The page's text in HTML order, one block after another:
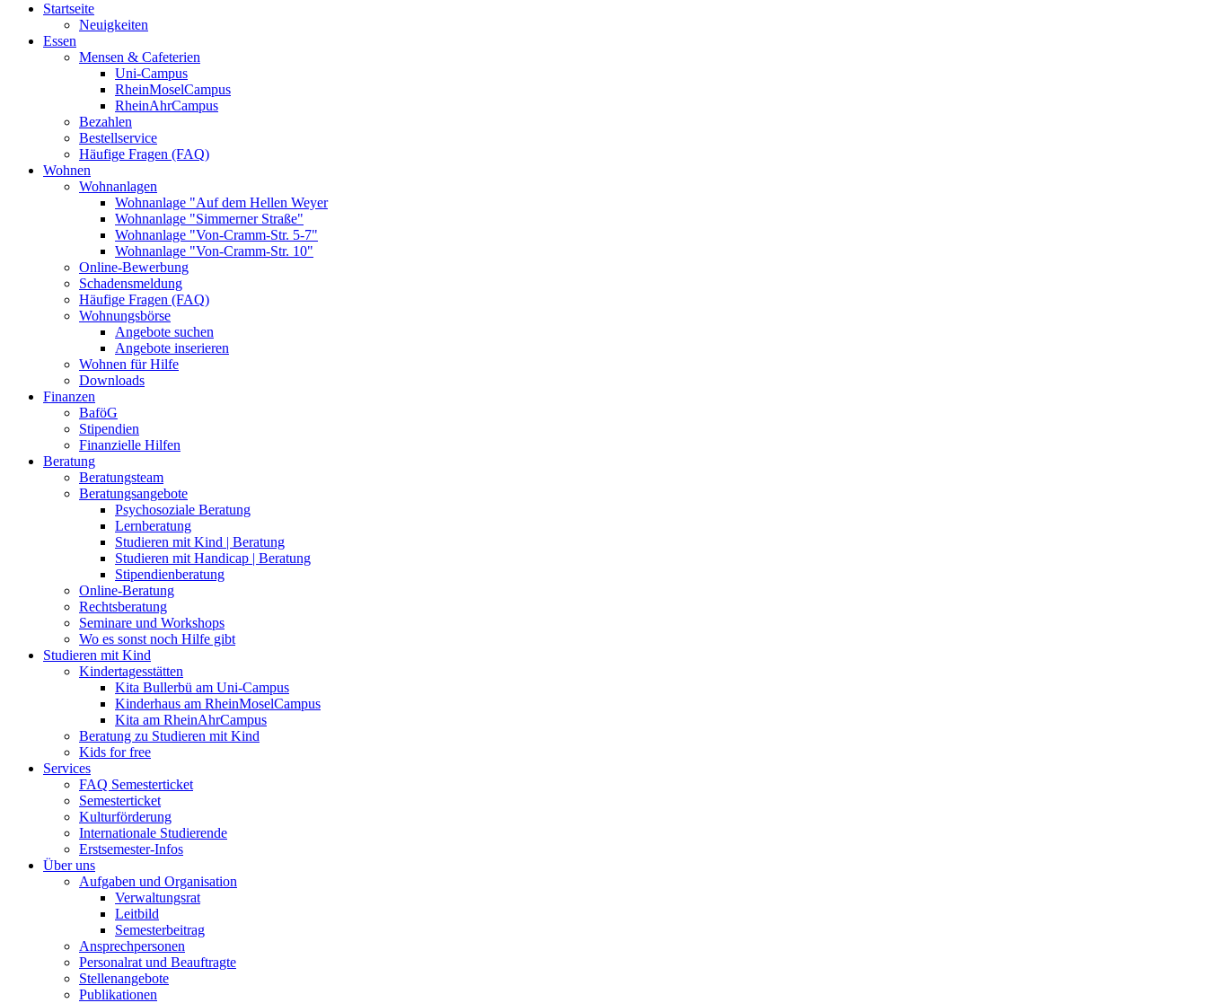
Startseite
Neuigkeiten
Essen
Mensen & Cafeterien
Uni-Campus
RheinMoselCampus
RheinAhrCampus
Bezahlen
Bestellservice
Häufige Fragen (FAQ)
Wohnen
Wohnanlagen
Wohnanlage "Auf dem Hellen Weyer
Wohnanlage "Simmerner Straße"
Wohnanlage "Von-Cramm-Str. 5-7"
Wohnanlage "Von-Cramm-Str. 10"
Online-Bewerbung
Schadensmeldung
Häufige Fragen (FAQ)
Wohnungsbörse
Angebote suchen
Angebote inserieren
Wohnen für Hilfe
Downloads
Finanzen
BaföG
Stipendien
Finanzielle Hilfen
Beratung
Beratungsteam
Beratungsangebote
Psychosoziale Beratung
Lernberatung
Studieren mit Kind | Beratung
Studieren mit Handicap | Beratung
Stipendienberatung
Online-Beratung
Rechtsberatung
Seminare und Workshops
Wo es sonst noch Hilfe gibt
Studieren mit Kind
Kindertagesstätten
Kita Bullerbü am Uni-Campus
Kinderhaus am RheinMoselCampus
Kita am RheinAhrCampus
Beratung zu Studieren mit Kind
Kids for free
Services
FAQ Semesterticket
Semesterticket
Kulturförderung
Internationale Studierende
Erstsemester-Infos
Über uns
Aufgaben und Organisation
Verwaltungsrat
Leitbild
Semesterbeitrag
Ansprechpersonen
Personalrat und Beauftragte
Stellenangebote
Publikationen